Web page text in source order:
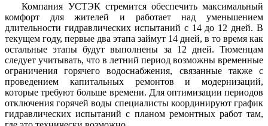
Компания УСТЭК стремится обеспечить максимальный
комфорт для жителей и работает над уменьшением
длительности гидравлических испытаний с 14 до 12 дней. В
текущем году, первые два этапа займут 14 дней, в то время как
остальные этапы будут выполнены за 12 дней. Тюменцам
следует учитывать, что в летний период возможны временные
ограничения горячего водоснабжения, связанные также с
проведением капитальных ремонтов и модернизаций,
которые требуют больше времени. Для оптимизации периодов
отключения горячей воды специалисты координируют график
гидравлических испытаний с планом ремонтных работ там,